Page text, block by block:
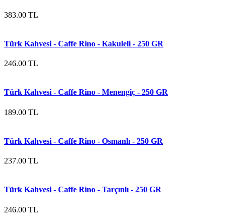
383.00 TL
Türk Kahvesi - Caffe Rino - Kakuleli - 250 GR
246.00 TL
Türk Kahvesi - Caffe Rino - Menengiç - 250 GR
189.00 TL
Türk Kahvesi - Caffe Rino - Osmanlı - 250 GR
237.00 TL
Türk Kahvesi - Caffe Rino - Tarçınlı - 250 GR
246.00 TL